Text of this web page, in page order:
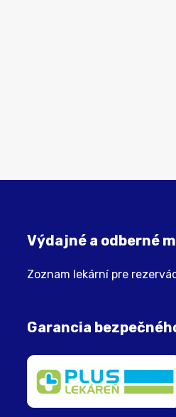
Výdajné a odberné
Zoznam lekární pre
Garancia